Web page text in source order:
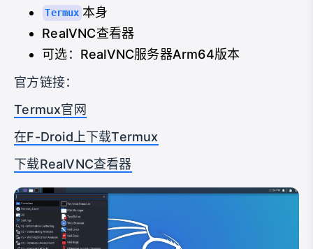
Termux 本身
RealVNC查看器
可选：RealVNC服务器Arm64版本
官方链接：
Termux官网
在F-Droid上下载Termux
下载RealVNC查看器